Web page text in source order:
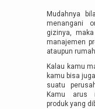
Mudahnya
menangani
gizinya,
manajemen
ataupun
Kalau kamu
kamu bisa
suatu
Kamu arus
produk yang